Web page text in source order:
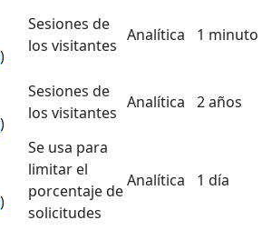
)
Sesiones de
los visitantes
Analítica 1 minuto
)
Sesiones de
los visitantes
Analítica 2 años
)
Se usa para
limitar el
porcentaje de
solicitudes
Analítica 1 día